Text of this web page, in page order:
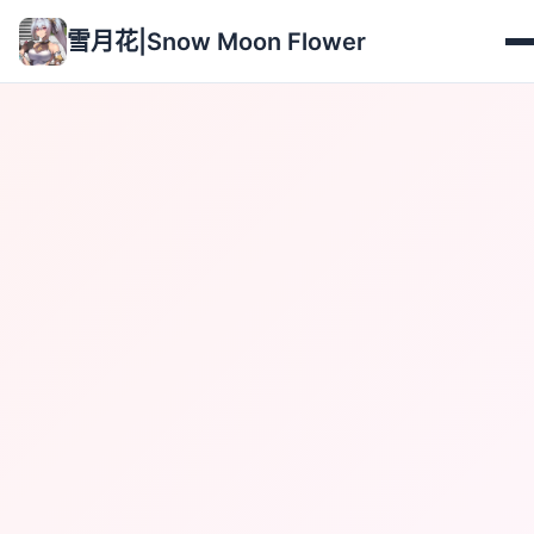
雪月花|Snow Moon Flower